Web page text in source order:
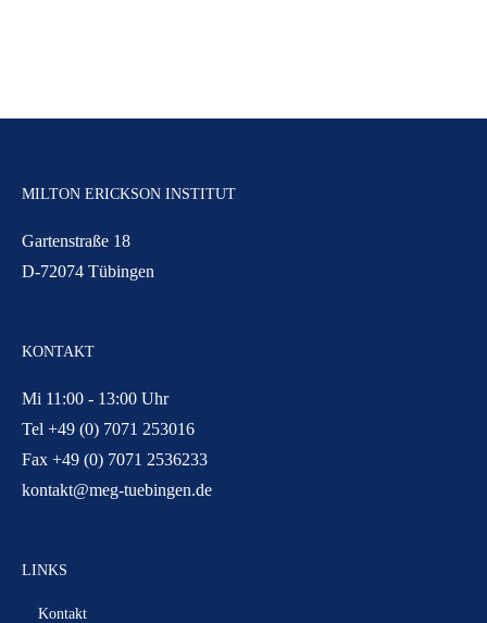
MILTON ERICKSON INSTITUT
Gartenstraße 18
D-72074 Tübingen
KONTAKT
Mi 11:00 - 13:00 Uhr
Tel +49 (0) 7071 253016
Fax +49 (0) 7071 2536233
kontakt@meg-tuebingen.de
LINKS
Kontakt